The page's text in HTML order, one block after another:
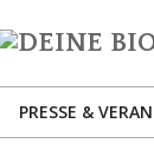
BRIGITTE
PRESSE &